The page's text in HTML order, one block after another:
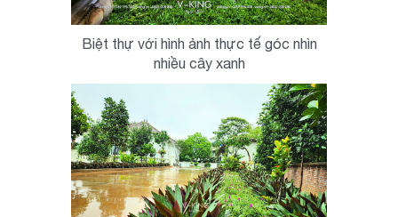
Biệt thự với hình ảnh thực tế góc nhìn
nhiều cây xanh